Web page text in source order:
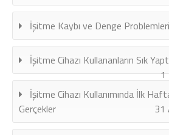
İşitme Kaybı ve Denge
İşitme Cihazı Kullananların Sık
1
İşitme Cihazı Kullanımında İlk
Gerçekler
31